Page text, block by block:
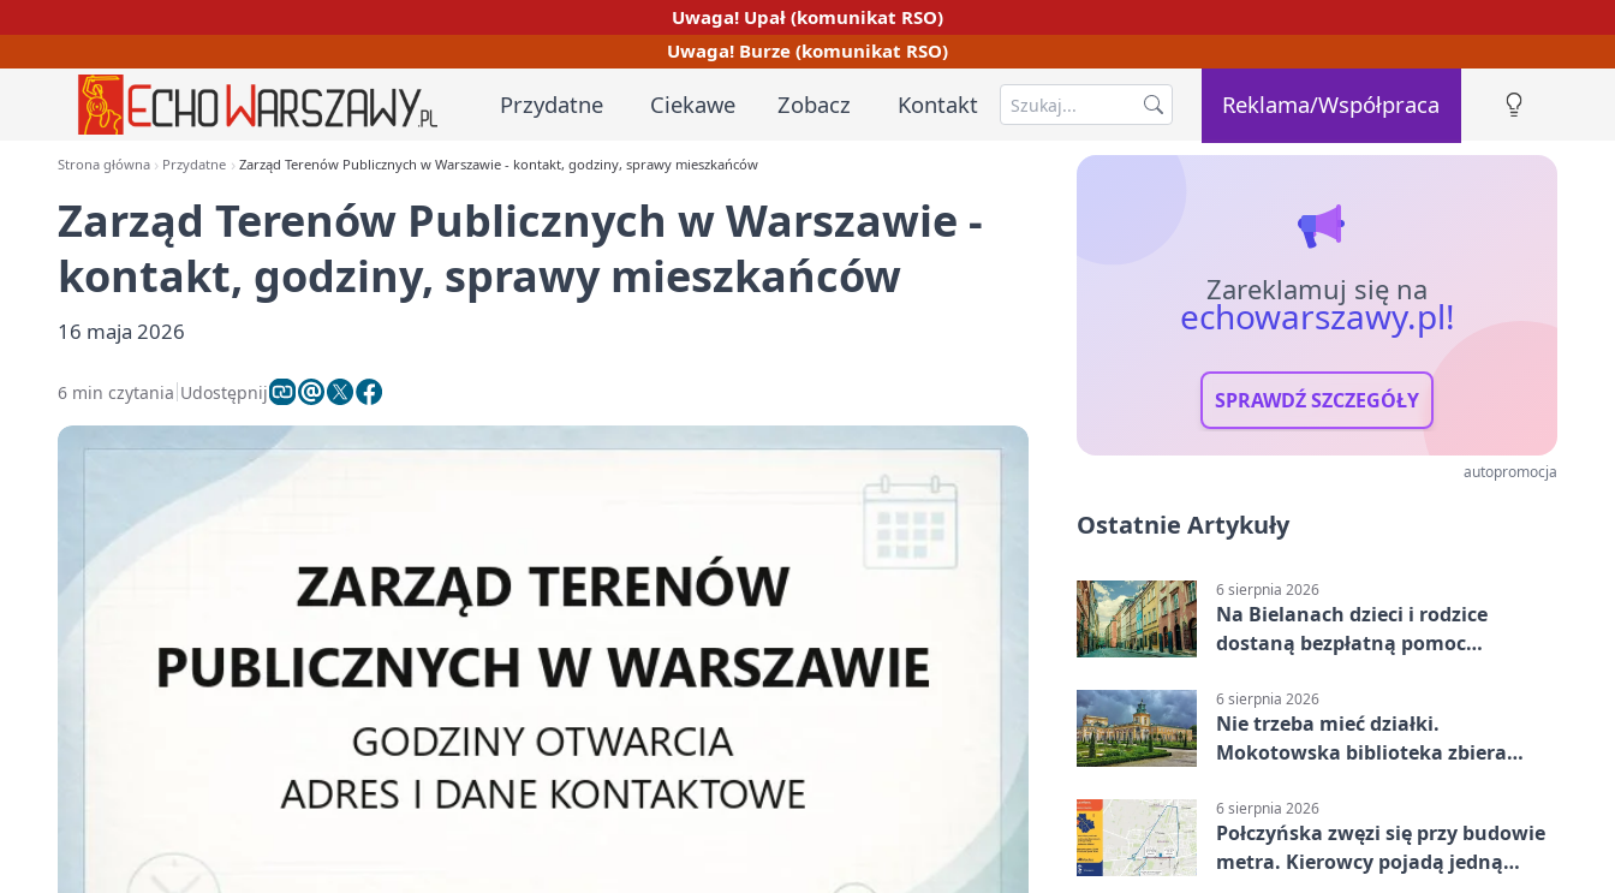
Uwaga! Upał (komunikat RSO)
Uwaga! Burze (komunikat RSO)
Przydatne Ciekawe Zobacz Kontakt Reklama/Współpraca
Strona główna Przydatne Zarząd Terenów Publicznych w Warszawie - kontakt, godziny, sprawy mieszkańców
Zarząd Terenów Publicznych w Warszawie -
kontakt, godziny, sprawy mieszkańców
16 maja 2026
6 min czytania Udostępnij
Zareklamuj się na
echowarszawy.pl!
SPRAWDŹ SZCZEGÓŁY
autopromocja
Ostatnie Artykuły
6 sierpnia 2026
Na Bielanach dzieci i rodzice
dostaną bezpłatną pomoc
6 sierpnia 2026
Nie trzeba mieć działki.
Mokotowska biblioteka zbiera
6 sierpnia 2026
Połczyńska zwęzi się przy budowie
metra. Kierowcy pojadą jedną